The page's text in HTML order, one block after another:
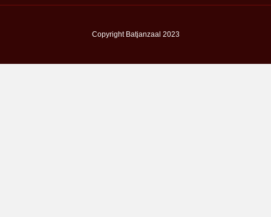
Copyright Batjanzaal 2023